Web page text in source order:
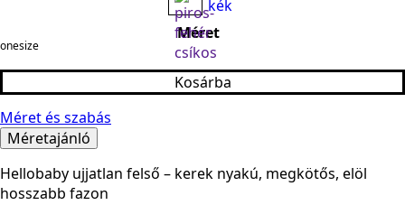
Méret
onesize
Kosárba
Méret és szabás
Méretajánló
Hellobaby ujjatlan felső – kerek nyakú, megkötős, elöl
hosszabb fazon